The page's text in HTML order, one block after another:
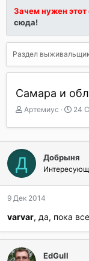
Зачем нужен
сюда!
Раздел
Самара и
А
т
о
р
е
м
ы
Артемиус
Д
т
а
а
ч
а
24
Д Добрыня
9 Дек 2014
varvar, да, пока
EdGull